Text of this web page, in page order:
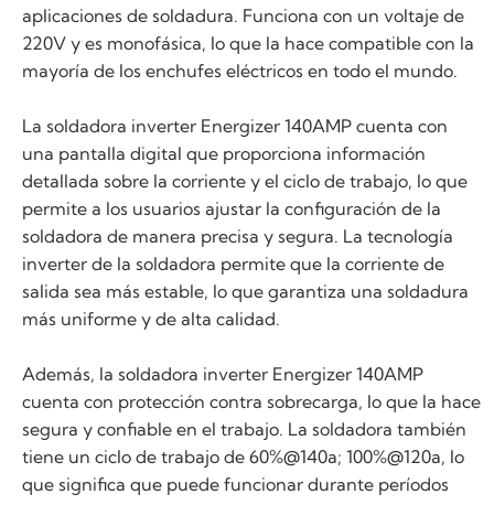
aplicaciones de soldadura. Funciona con un voltaje de
220V y es monofásica, lo que la hace compatible con la
mayoría de los enchufes eléctricos en todo el mundo.
La soldadora inverter Energizer 140AMP cuenta con
una pantalla digital que proporciona información
detallada sobre la corriente y el ciclo de trabajo, lo que
permite a los usuarios ajustar la configuración de la
soldadora de manera precisa y segura. La tecnología
inverter de la soldadora permite que la corriente de
salida sea más estable, lo que garantiza una soldadura
más uniforme y de alta calidad.
Además, la soldadora inverter Energizer 140AMP
cuenta con protección contra sobrecarga, lo que la hace
segura y confiable en el trabajo. La soldadora también
tiene un ciclo de trabajo de 60%@140a; 100%@120a, lo
que significa que puede funcionar durante períodos